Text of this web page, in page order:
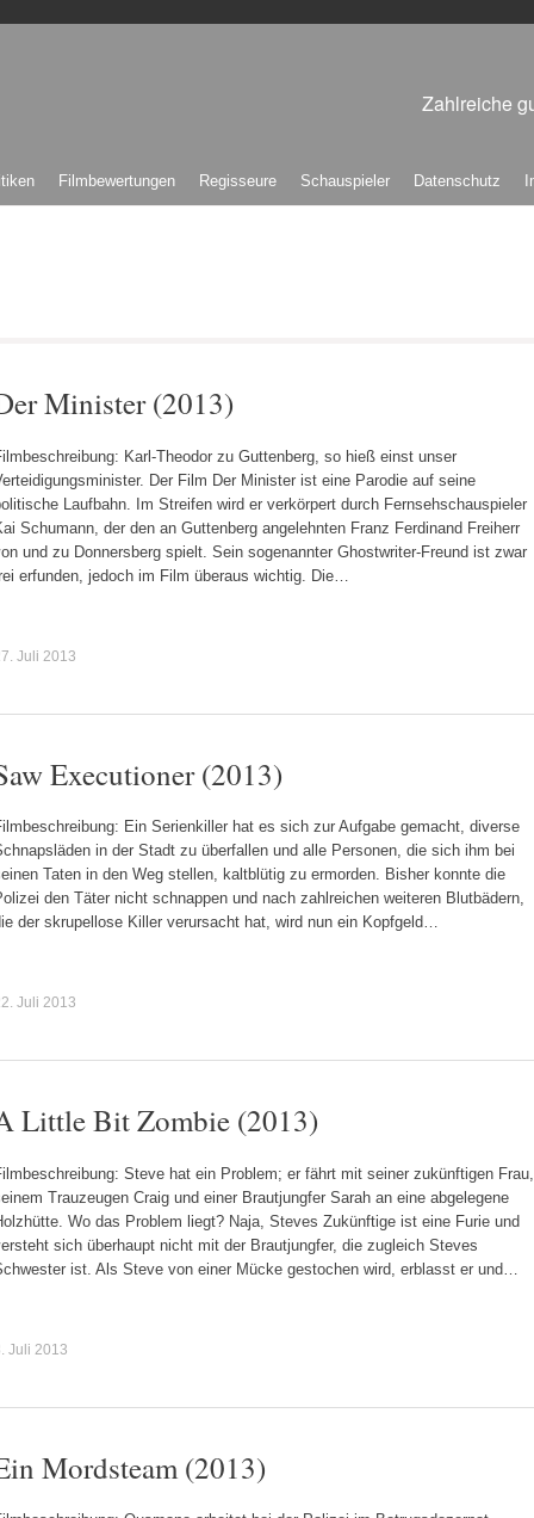
Zahlreiche
Filmbewertungen Regisseure Schauspieler Datenschutz
Minister (2013)
Karl-Theodor zu Guttenberg, so hieß einst unser
Der Film Der Minister ist eine Parodie auf seine
Laufbahn. Im Streifen wird er verkörpert durch Fernsehschauspieler
Schumann, der den an Guttenberg angelehnten Franz Ferdinand Freiherr
und zu Donnersberg spielt. Sein sogenannter Ghostwriter-Freund ist zwar
erfunden, jedoch im Film überaus wichtig. Die…
Juli 2013
Executioner (2013)
Ein Serienkiller hat es sich zur Aufgabe gemacht, diverse
in der Stadt zu überfallen und alle Personen, die sich ihm bei
Taten in den Weg stellen, kaltblütig zu ermorden. Bisher konnte die
den Täter nicht schnappen und nach zahlreichen weiteren Blutbädern,
der skrupellose Killer verursacht hat, wird nun ein Kopfgeld…
Juli 2013
Little Bit Zombie (2013)
Steve hat ein Problem; er fährt mit seiner zukünftigen Frau,
Trauzeugen Craig und einer Brautjungfer Sarah an eine abgelegene
Wo das Problem liegt? Naja, Steves Zukünftige ist eine Furie und
sich überhaupt nicht mit der Brautjungfer, die zugleich Steves
ist. Als Steve von einer Mücke gestochen wird, erblasst er und…
Juli 2013
Mordsteam (2013)